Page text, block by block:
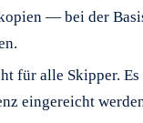
— bei der
für alle Skipper. Es
eingereicht